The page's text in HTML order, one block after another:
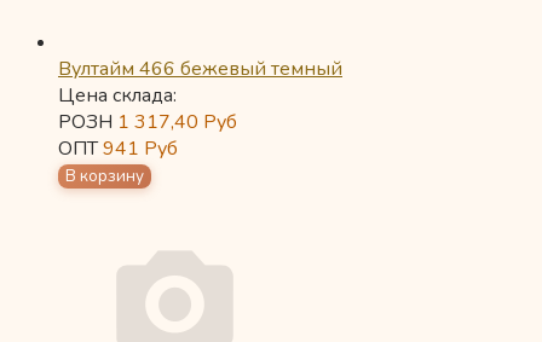
Вултайм 466 бежевый темный
Цена склада:
РОЗН 1 317,40 Руб
ОПТ941 Руб